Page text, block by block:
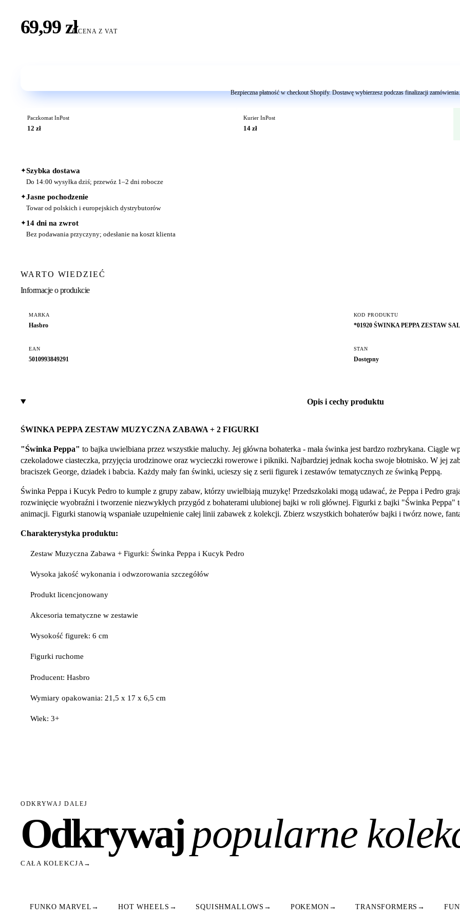
69,99 złCENA Z VAT
Bezpieczna płatność w checkout Shopify. Dostawę wybierzesz podczas finalizacji zamówienia.
Paczkomat InPost
12 zł
Kurier InPost
14 zł
✦Szybka dostawa
Do 14:00 wysyłka dziś; przewóz 1–2 dni robocze
✦Jasne pochodzenie
Towar od polskich i europejskich dystrybutorów
✦14 dni na zwrot
Bez podawania przyczyny; odesłanie na koszt klienta
WARTO WIEDZIEĆ
Informacje o produkcie
MARKA
Hasbro
KOD PRODUKTU
*01920 ŚWINKA PEPPA ZESTAW
EAN
5010993849291
STAN
Dostępny
Opis i cechy produktu
ŚWINKA PEPPA ZESTAW MUZYCZNA ZABAWA + 2 FIGURKI
"Świnka Peppa" to bajka uwielbiana przez wszystkie maluchy. Jej główna bohaterka - mała świnka jest bardzo rozbrykana. Ciągle
czekoladowe ciasteczka, przyjęcia urodzinowe oraz wycieczki rowerowe i pikniki. Najbardziej jednak kocha swoje błotnisko. W jej
braciszek George, dziadek i babcia. Każdy mały fan świnki, ucieszy się z serii figurek i zestawów tematycznych ze świnką Peppą.
Świnka Peppa i Kucyk Pedro to kumple z grupy zabaw, którzy uwielbiają muzykę! Przedszkolaki mogą udawać, że Peppa i Pedro
rozwinięcie wyobraźni i tworzenie niezwykłych przygód z bohaterami ulubionej bajki w roli głównej. Figurki z bajki "Świnka Peppa"
animacji. Figurki stanowią wspaniałe uzupełnienie całej linii zabawek z kolekcji. Zbierz wszystkich bohaterów bajki i twórz nowe,
Charakterystyka produktu:
Zestaw Muzyczna Zabawa + Figurki: Świnka Peppa i Kucyk Pedro
Wysoka jakość wykonania i odwzorowania szczegółów
Produkt licencjonowany
Akcesoria tematyczne w zestawie
Wysokość figurek: 6 cm
Figurki ruchome
Producent: Hasbro
Wymiary opakowania: 21,5 x 17 x 6,5 cm
Wiek: 3+
ODKRYWAJ DALEJ
Odkrywaj popularne
CAŁA KOLEKCJA→
FUNKO MARVEL → HOT WHEELS → SQUISHMALLOWS → POKEMON → TRANSFORMERS →